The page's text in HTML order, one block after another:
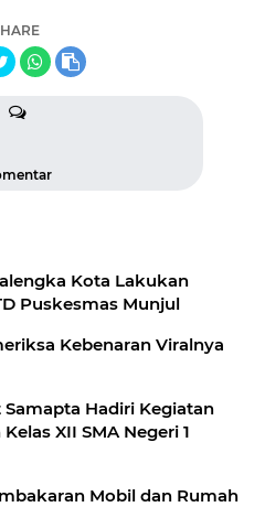
Kota Lakukan
Puskesmas Munjul
Kebenaran Viralnya
Hadiri Kegiatan
XII SMA Negeri 1
Mobil dan Rumah